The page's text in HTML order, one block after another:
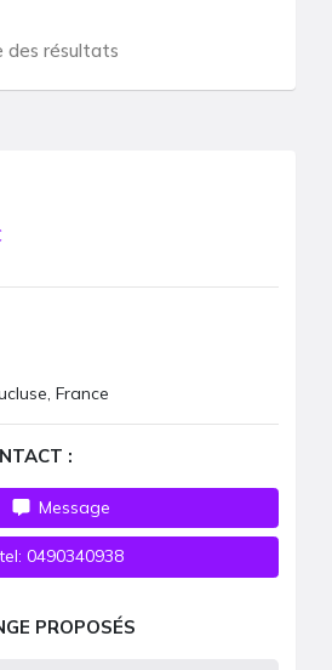
des résultats
France
:
Message
tel: 0490340938
PROPOSÉS